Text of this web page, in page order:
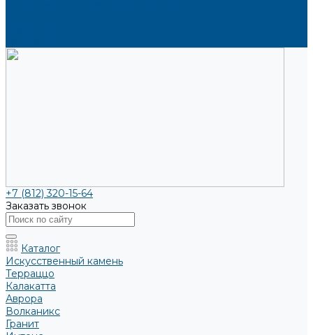
+7 (812) 320-15-64
Заказать звонок
Каталог
Искусственный камень
Терраццо
Калакатта
Аврора
Волканикс
Гранит